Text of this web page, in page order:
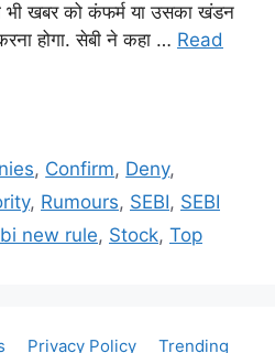
खबर को कंफर्म या उसका खंडन
होगा. सेबी ने कहा … Read
, Confirm, Deny,
, Rumours, SEBI, SEBI
new rule, Stock, Top
Privacy Policy Trending